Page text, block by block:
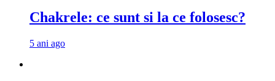
Chakrele: ce sunt si la ce folosesc?
5 ani ago